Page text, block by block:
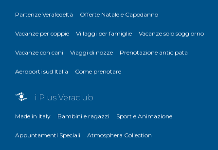
Partenze Verafedeltà Offerte Natale e Capodanno
Vacanze per coppie Villaggi per famiglie Vacanze solo soggiorno
Vacanze con cani Viaggi di nozze Prenotazione anticipata
Aeroporti sud Italia Come prenotare
i Plus Veraclub
Made in Italy Bambini e ragazzi Sport e Animazione
Appuntamenti Speciali Atmosphera Collection